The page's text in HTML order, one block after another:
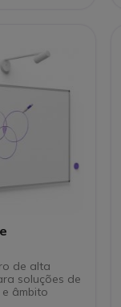
de alta
soluções de
âmbito